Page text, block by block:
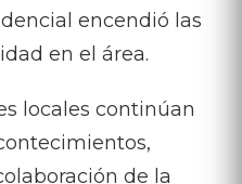
encendió las
en el área.
locales continúan
de la